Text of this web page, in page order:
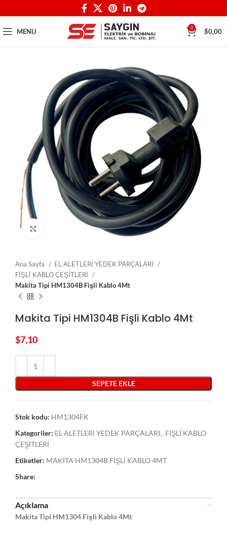
MENU 0 $0,00
Ana Sayfa
EL ALETLERİ YEDEK PARÇALARI
FİŞLİ KABLO ÇEŞİTLERİ
Makita Tipi HM1304B Fişli Kablo 4Mt
Makita Tipi HM1304B Fişli Kablo 4Mt
$7,10
SEPETE EKLE
Stok kodu: HM1304FK
Kategoriler: EL ALETLERİ YEDEK PARÇALARI , FİŞLİ KABLO
ÇEŞİTLERİ
Etiketler: MAKİTA HM1304B FİŞLİ KABLO 4MT
Share:
Açıklama
Makita Tipi HM1304 Fişli Kablo 4Mt